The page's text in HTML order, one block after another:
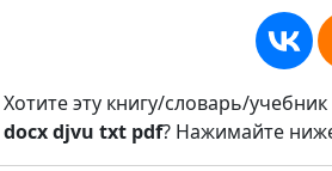
Хотите эту книгу/словарь/
docxdjvu txt pdf? Нажимайте